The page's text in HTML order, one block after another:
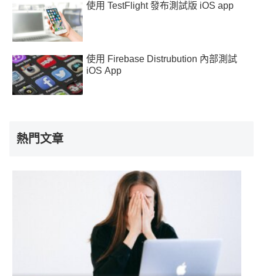
使用 TestFlight 發布測試版 iOS app
使用 Firebase Distrubution 內部測試
iOS App
熱門文章